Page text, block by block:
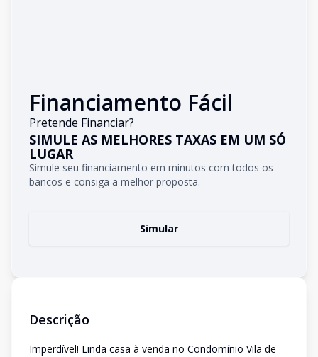
Financiamento Fácil
Pretende Financiar?
SIMULE AS MELHORES TAXAS EM UM SÓ
LUGAR
Simule seu financiamento em minutos com todos os
bancos e consiga a melhor proposta.
Simular
Descrição
Imperdível! Linda casa à venda no Condomínio Vila de